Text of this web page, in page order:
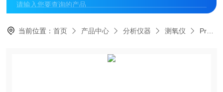
当前位置：首页 产品中心 分析仪器 测氧仪 PreSens NFSG‑PSt8固定式微针型氧气传感器